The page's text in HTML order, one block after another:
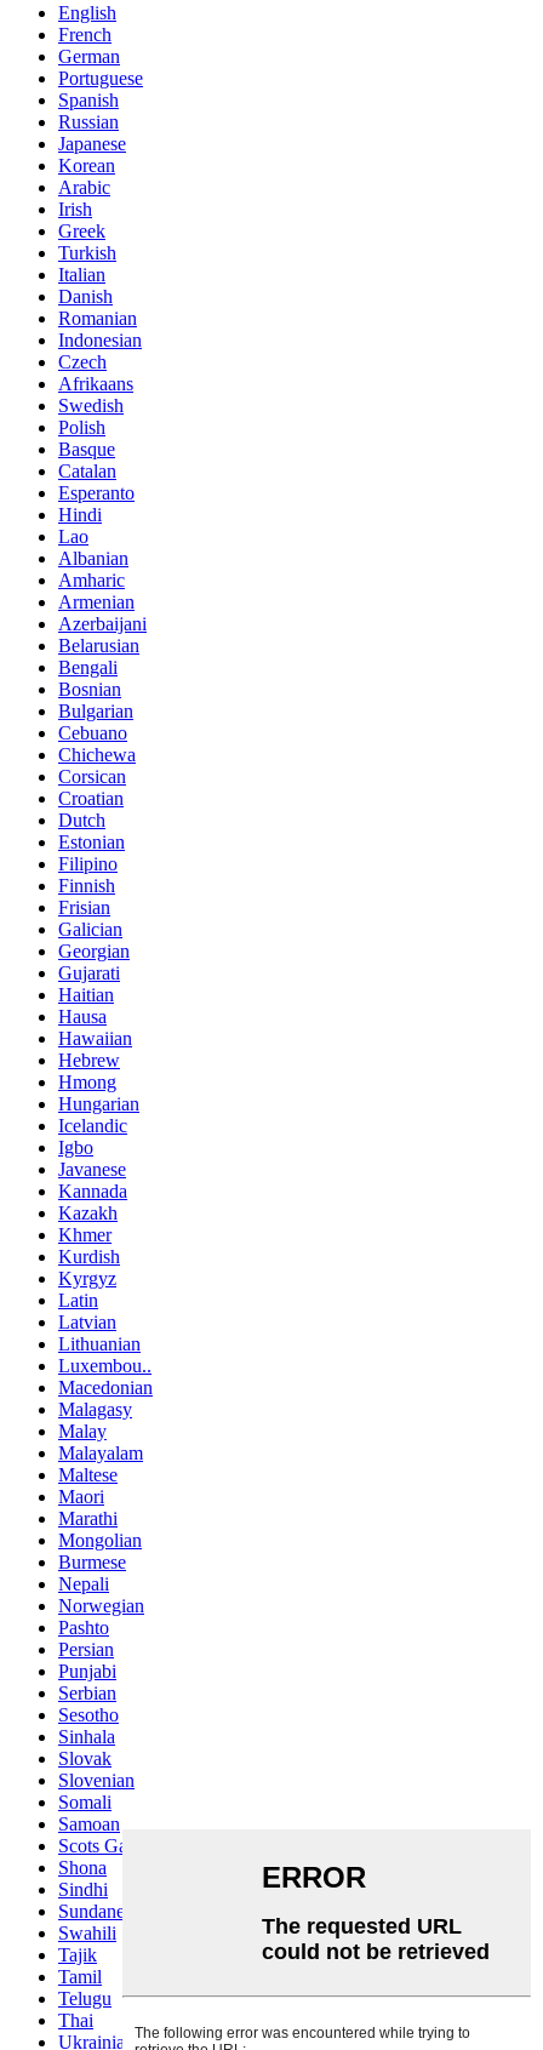
English
French
German
Portuguese
Spanish
Russian
Japanese
Korean
Arabic
Irish
Greek
Turkish
Italian
Danish
Romanian
Indonesian
Czech
Afrikaans
Swedish
Polish
Basque
Catalan
Esperanto
Hindi
Lao
Albanian
Amharic
Armenian
Azerbaijani
Belarusian
Bengali
Bosnian
Bulgarian
Cebuano
Chichewa
Corsican
Croatian
Dutch
Estonian
Filipino
Finnish
Frisian
Galician
Georgian
Gujarati
Haitian
Hausa
Hawaiian
Hebrew
Hmong
Hungarian
Icelandic
Igbo
Javanese
Kannada
Kazakh
Khmer
Kurdish
Kyrgyz
Latin
Latvian
Lithuanian
Luxembou..
Macedonian
Malagasy
Malay
Malayalam
Maltese
Maori
Marathi
Mongolian
Burmese
Nepali
Norwegian
Pashto
Persian
Punjabi
Serbian
Sesotho
Sinhala
Slovak
Slovenian
Somali
Samoan
Scots Gaelic
Shona
Sindhi
Sundanese
Swahili
Tajik
Tamil
Telugu
Thai
Ukrainian